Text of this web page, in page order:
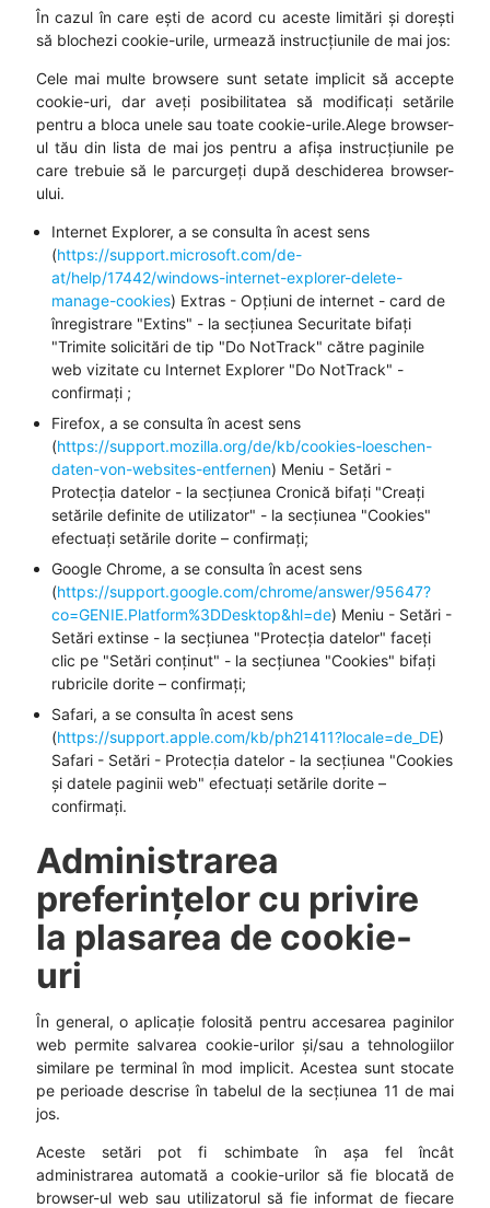
În cazul în care ești de acord cu aceste limitări și dorești
să blochezi cookie-urile, urmează instrucțiunile de mai jos:
Cele mai multe browsere sunt setate implicit să accepte
cookie-uri, dar aveți posibilitatea să modificați setările
pentru a bloca unele sau toate cookie-urile.Alege browser-
ul tău din lista de mai jos pentru a afișa instrucțiunile pe
care trebuie să le parcurgeți după deschiderea browser-
ului.
Internet Explorer, a se consulta în acest sens
(https://support.microsoft.com/de-
at/help/17442/windows-internet-explorer-delete-
manage-cookies) Extras - Opțiuni de internet - card de
înregistrare "Extins" - la secțiunea Securitate bifați
"Trimite solicitări de tip "Do NotTrack" către paginile
web vizitate cu Internet Explorer "Do NotTrack" -
confirmați ;
Firefox, a se consulta în acest sens
(https://support.mozilla.org/de/kb/cookies-loeschen-
daten-von-websites-entfernen) Meniu - Setări -
Protecția datelor - la secțiunea Cronică bifați "Creați
setările definite de utilizator" - la secțiunea "Cookies"
efectuați setările dorite – confirmați;
Google Chrome, a se consulta în acest sens
(https://support.google.com/chrome/answer/95647?
co=GENIE.Platform%3DDesktop&hl=de) Meniu - Setări -
Setări extinse - la secțiunea "Protecția datelor" faceți
clic pe "Setări conținut" - la secțiunea "Cookies" bifați
rubricile dorite – confirmați;
Safari, a se consulta în acest sens
(https://support.apple.com/kb/ph21411?locale=de_DE)
Safari - Setări - Protecția datelor - la secțiunea "Cookies
și datele paginii web" efectuați setările dorite –
confirmați.
Administrarea
preferințelor cu privire
la plasarea de cookie-
uri
În general, o aplicație folosită pentru accesarea paginilor
web permite salvarea cookie-urilor și/sau a tehnologiilor
similare pe terminal în mod implicit. Acestea sunt stocate
pe perioade descrise în tabelul de la secțiunea 11 de mai
jos.
Aceste setări pot fi schimbate în așa fel încât
administrarea automată a cookie-urilor să fie blocată de
browser-ul web sau utilizatorul să fie informat de fiecare